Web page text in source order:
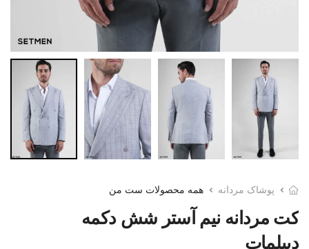
پوشاک مردانه همه محصولات ست من
کت مردانه نیم آستر شش دکمه
دیپلمات